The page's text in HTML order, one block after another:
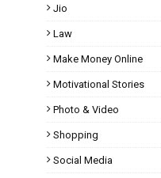
Jio
Law
Make Money Online
Motivational Stories
Photo & Video
Shopping
Social Media